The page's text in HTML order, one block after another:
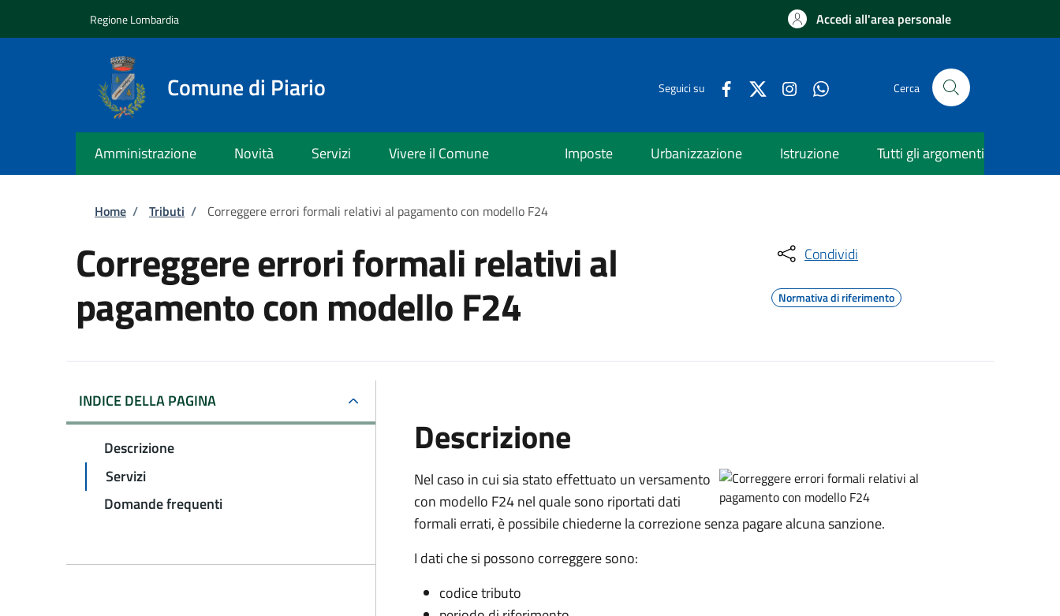
Regione Lombardia Accedi all'area personale
Comune di Piario Seguici su Cerca
Amministrazione Novità Servizi Vivere il Comune Imposte Urbanizzazione Istruzione Tutti gli argomenti
Briciole di pane
Home / Tributi / Correggere errori formali relativi al pagamento con modello F24
Correggere errori formali relativi al
pagamento con modello F24
Condividi
Normativa di riferimento
INDICE DELLA PAGINA
Descrizione
Servizi
Domande frequenti
Descrizione
Nel caso in cui sia stato effettuato un versamento
con modello F24 nel quale sono riportati dati
formali errati, è possibile chiederne la correzione senza pagare alcuna sanzione.
I dati che si possono correggere sono:
codice tributo